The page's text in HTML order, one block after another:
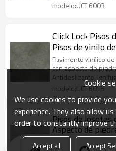
modelo:UCT 6003
Click Lock Pisos
Pisos de vinilo
PVC al por
de piedra fácil
Pavimento vinílico
con aspecto de
Antideslizante.
modelo:UCT 6015
Pisos de losetas
Aspecto de
mantenimiento |
Pisos de losetas de
Cookie
We use cookies to provide
experience. They also allow
order to constantly improve
Accept all Accept